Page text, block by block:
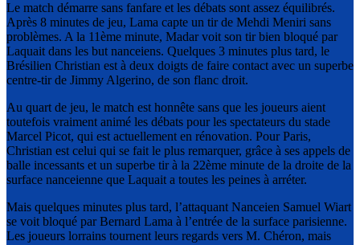
Le match démarre sans fanfare et les débats sont assez équilibrés.
Après 8 minutes de jeu, Lama capte un tir de Mehdi Meniri sans
problèmes. A la 11ème minute, Madar voit son tir bien bloqué par
Laquait dans les but nanceiens. Quelques 3 minutes plus tard, le
Brésilien Christian est à deux doigts de faire contact avec un superbe
centre-tir de Jimmy Algerino, de son flanc droit.
Au quart de jeu, le match est honnête sans que les joueurs aient
toutefois vraiment animé les débats pour les spectateurs du stade
Marcel Picot, qui est actuellement en rénovation. Pour Paris,
Christian est celui qui se fait le plus remarquer, grâce à ses appels de
balle incessants et un superbe tir à la 22ème minute de la droite de la
surface nanceienne que Laquait a toutes les peines à arréter.
Mais quelques minutes plus tard, l’attaquant Nanceien Samuel Wiart
se voit bloqué par Bernard Lama à l’entrée de la surface parisienne.
Les joueurs lorrains tournent leurs regards vers M. Chéron, mais